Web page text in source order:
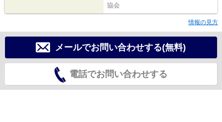
協会
情報の見方
メールでお問い合わせする(無料)
電話でお問い合わせする